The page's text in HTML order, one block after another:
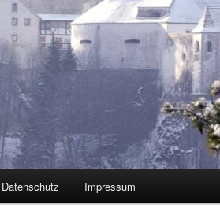
Datenschutz Impressum